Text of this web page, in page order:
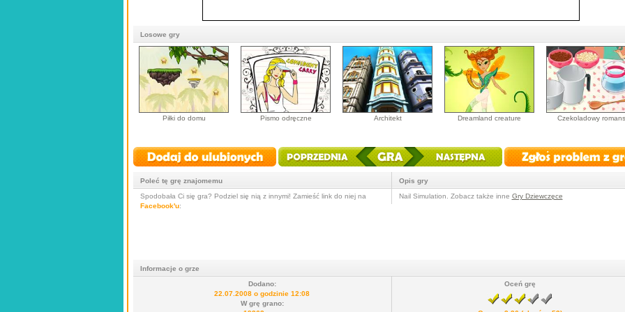
Losowe gry
Piłki do domu Pismo odręczne Architekt Dreamland creature Czekoladowy romans
Poleć tę grę znajomemu
Spodobała Ci się gra? Podziel się nią z innymi! Zamieść link do niej na
Facebook'u:
Opis gry
Nail Simulation. Zobacz także inne Gry Dziewczęce
Informacje o grze
Dodano:
22.07.2008 o godzinie 12:08
W grę grano:
Oceń grę